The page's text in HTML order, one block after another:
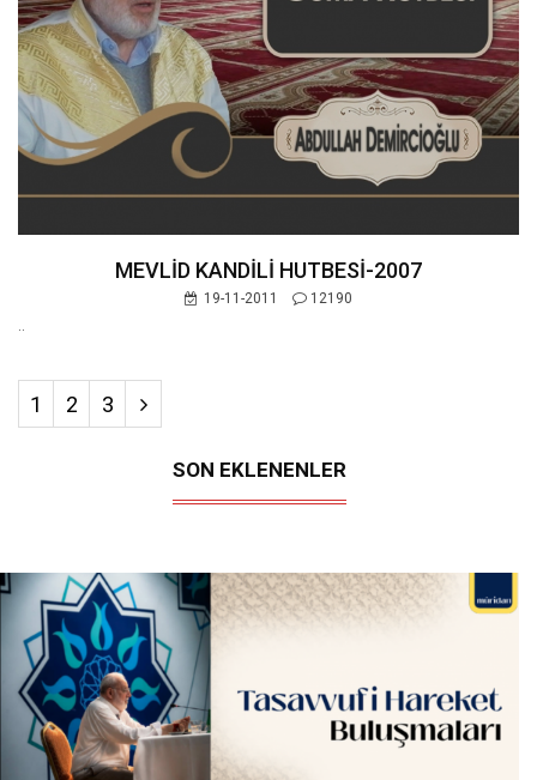
MEVLİD KANDİLİ HUTBESİ-2007
19-11-2011
12190
..
1 2 3
SON EKLENENLER